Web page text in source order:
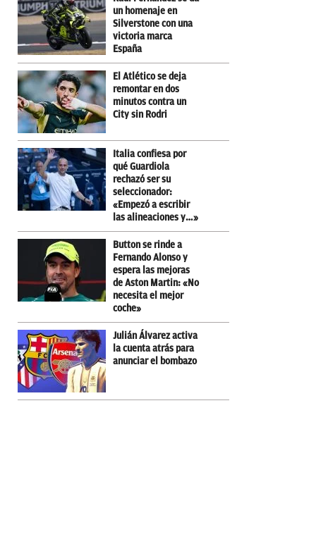
un homenaje en
Silverstone con una
victoria marca
España
El Atlético se deja
remontar en dos
minutos contra un
City sin Rodri
Italia confiesa por
qué Guardiola
rechazó ser su
seleccionador:
«Empezó a escribir
las alineaciones y…»
Button se rinde a
Fernando Alonso y
espera las mejoras
de Aston Martin: «No
necesita el mejor
coche»
Julián Álvarez activa
la cuenta atrás para
anunciar el bombazo